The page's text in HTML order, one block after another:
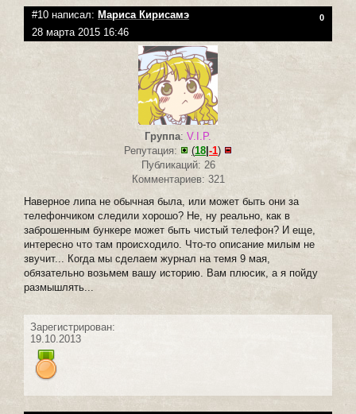
#10 написал: Мариса Кирисамэ 0
28 марта 2015 16:46
Группа: V.I.P.
Репутация:
(18 -1)
Публикаций: 26
Комментариев: 321
Наверное липа не обычная была, или может быть они за
телефончиком следили хорошо? Не, ну реально, как в
заброшенным бункере может быть чистый телефон? И еще,
интересно что там происходило. Что-то описание милым не
звучит... Когда мы сделаем журнал на темя 9 мая,
обязательно возьмем вашу историю. Вам плюсик, а я пойду
размышлять...
Зарегистрирован:
19.10.2013